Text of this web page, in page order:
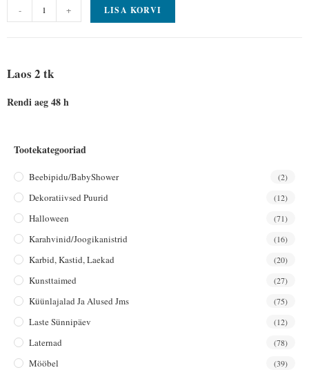
- + LISA KORVI
Laos 2 tk
Rendi aeg 48 h
Tootekategooriad
Beebipidu/BabyShower (2)
Dekoratiivsed Puurid (12)
Halloween (71)
Karahvinid/joogikanistrid (16)
Karbid, Kastid, Laekad (20)
Kunsttaimed (27)
Küünlajalad Ja Alused Jms (75)
Laste Sünnipäev (12)
Laternad (78)
Mööbel (39)